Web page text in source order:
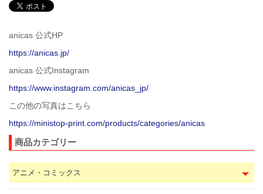
anicas 公式HP
https://anicas.jp/
anicas 公式Instagram
https://www.instagram.com/anicas_jp/
この他の写真はこちら
https://ministop-print.com/products/categories/anicas
商品カテゴリー
アニメ・コミックス